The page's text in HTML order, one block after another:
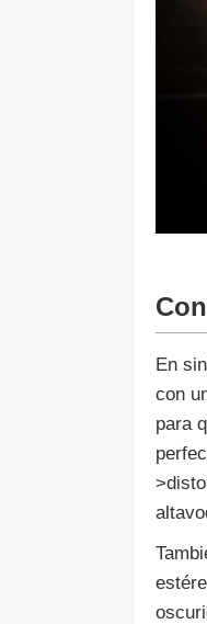
En
con
para